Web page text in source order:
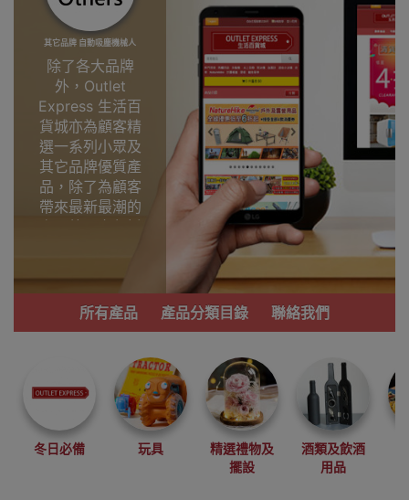
其它品牌 自動吸塵機械人
除了各大品牌
外，Outlet
Express 生活百
貨城亦為顧客精
選一系列小眾及
其它品牌優質產
品，除了為顧客
帶來最新最潮的
產品外，亦包括
功能齊備的產
品。
我們每月會固定
尋找最更新、最
潮、有特色而且
優惠的優質產
品，從用家的角
度為你帶來你的
最好選擇。
所有產品 產品分類目錄 聯絡我們
冬日必備 玩具
精選禮物及
擺設
酒類及飲酒
用品